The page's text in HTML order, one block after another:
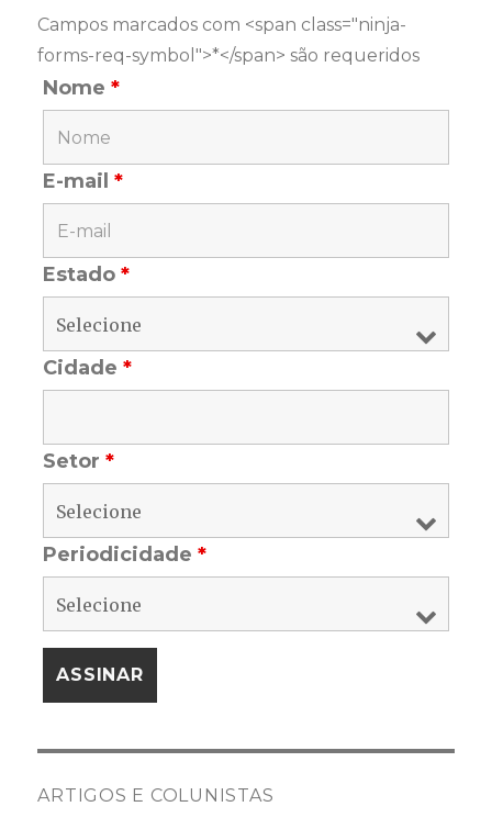
Campos marcados com <span class="ninja-
forms-req-symbol">*</span> são requeridos
Nome*
E-mail*
Estado*
Cidade*
Setor*
Periodicidade*
ARTIGOS E COLUNISTAS